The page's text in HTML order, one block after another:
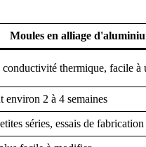
Moules en alliage
conductivité thermique, facile à
environ 2 à 4 semaines
séries, essais de fabrication